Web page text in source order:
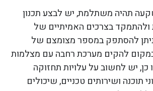
תהיה משתלמת, יש לבצע תכנון
בצרכים האמיתיים של
להסתפק במספר מצומצם של
להקים מערכת רחבה עם מצלמות
כן, יש לחשוב על עלויות תחזוקה
תוכנה ושירותים טכניים, שיכולים